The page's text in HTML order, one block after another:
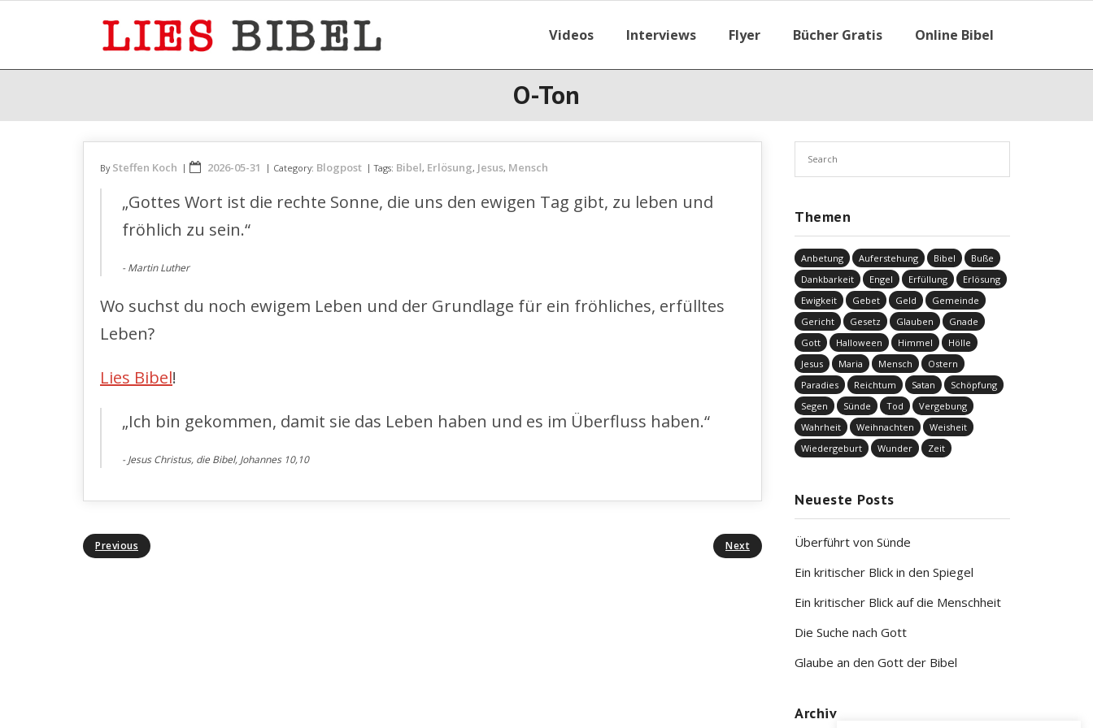
Videos Interviews Flyer Bücher Gratis Online Bibel
O-Ton
By Steffen Koch 2026-05-31 Category: Blogpost Tags: Bibel, Erlösung, Jesus, Mensch
„Gottes Wort ist die rechte Sonne, die uns den ewigen Tag gibt, zu leben und
fröhlich zu sein.“
Martin Luther
Wo suchst du noch ewigem Leben und der Grundlage für ein fröhliches, erfülltes
Leben?
Lies Bibel!
„Ich bin gekommen, damit sie das Leben haben und es im Überfluss haben.“
Jesus Christus, die Bibel, Johannes 10,10
Previous Next
Themen
Anbetung Auferstehung Bibel
Buße
Dankbarkeit
Engel Erfüllung
Erlösung
Ewigkeit
Gebet Geld
Gemeinde
Gericht
Gesetz Glauben
Gnade
Gott
Halloween Himmel
Hölle
Jesus
Maria Mensch
Ostern
Paradies
Reichtum Satan
Schöpfung
Segen
Sünde Tod
Vergebung
Wahrheit
Weihnachten
Weisheit
Wiedergeburt
Wunder Zeit
Neueste Posts
Überführt von Sünde
Ein kritischer Blick in den Spiegel
Ein kritischer Blick auf die Menschheit
Die Suche nach Gott
Glaube an den Gott der Bibel
Archiv